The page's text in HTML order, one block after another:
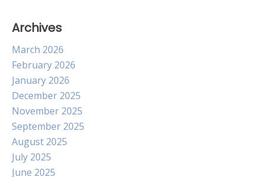
Archives
March 2026
February 2026
January 2026
December 2025
November 2025
September 2025
August 2025
July 2025
June 2025